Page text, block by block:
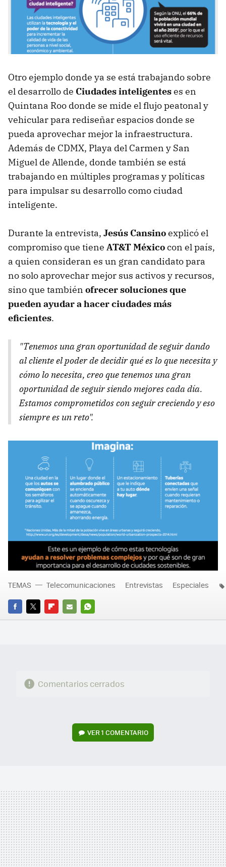
Otro ejemplo donde ya se está trabajando sobre
el desarrollo de Ciudades inteligenteses en
Quintana Roo donde se mide el flujo peatonal y
vehicular para rediseñar espacios donde se
pueda aprovechar mejor la infraestructura.
Además de CDMX, Playa del Carmen y San
Miguel de Allende, donde también se está
trabajando en múltiples programas y políticas
para impulsar su desarrollo como ciudad
inteligente.
Durante la entrevista, Jesús Cansinoexplicó el
compromiso que tiene AT&T Méxicocon el país,
a quien consideran es un gran candidato para
no solo aprovechar mejor sus activos y recursos,
sino que también ofrecer soluciones que
pueden ayudar a hacer ciudades más
eficientes.
"Tenemos una gran oportunidad de seguir dando
al cliente el poder de decidir qué es lo que necesita y
cómo lo necesita, creo que tenemos una gran
oportunidad de seguir siendo mejores cada día.
Estamos comprometidos con seguir creciendo y eso
siempre es un reto".
FACEBOOK
TWITTERFLIPBOARD
E-
WHATSAPP
TEMAS Telecomunicaciones Entrevistas Especiales
Comentarios cerrados
VER1 COMENTARIO